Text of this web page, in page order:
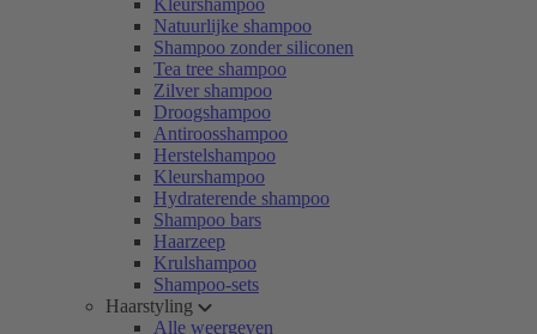
Kleurshampoo
Natuurlijke shampoo
Shampoo zonder siliconen
Tea tree shampoo
Zilver shampoo
Droogshampoo
Antiroosshampoo
Herstelshampoo
Kleurshampoo
Hydraterende shampoo
Shampoo bars
Haarzeep
Krulshampoo
Shampoo-sets
Haarstyling
Alle weergeven